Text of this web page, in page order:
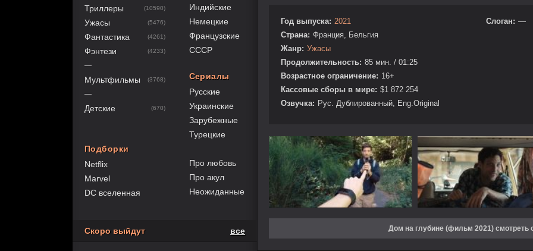
Год выпуска: 2021
Страна: Франция, Бельгия
Жанр: Ужасы
Продолжительность: 85 мин. / 01:25
Возрастное ограничение: 16+
Кассовые сборы в мире: $1 872 254
Озвучка: Рус. Дублированный, Eng.Original
Слоган: —
Дом на глубине (фильм 2021) смотреть
Триллеры (10590)
Ужасы (5476)
Фантастика (4261)
Фэнтези (4233)
—
Мультфильмы (3768)
—
Детские (670)
Подборки
Netflix
Marvel
DC вселенная
Индийские
Немецкие
Французские
СССР
Сериалы
Русские
Украинские
Зарубежные
Турецкие
Про любовь
Про акул
Неожиданные
Скоро выйдут все